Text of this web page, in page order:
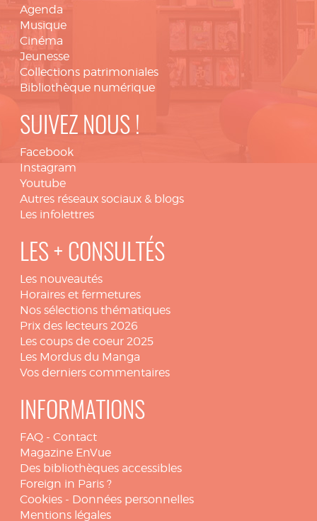
Agenda
Musique
Cinéma
Jeunesse
Collections patrimoniales
Bibliothèque numérique
SUIVEZ NOUS !
Facebook
Instagram
Youtube
Autres réseaux sociaux & blogs
Les infolettres
LES + CONSULTÉS
Les nouveautés
Horaires et fermetures
Nos sélections thématiques
Prix des lecteurs 2026
Les coups de coeur 2025
Les Mordus du Manga
Vos derniers commentaires
INFORMATIONS
FAQ - Contact
Magazine EnVue
Des bibliothèques accessibles
Foreign in Paris ?
Cookies - Données personnelles
Mentions légales